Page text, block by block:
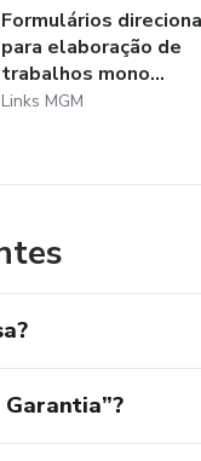
Formulários
para elaboração de
trabalhos mono...
Links MGM
Garantia”?